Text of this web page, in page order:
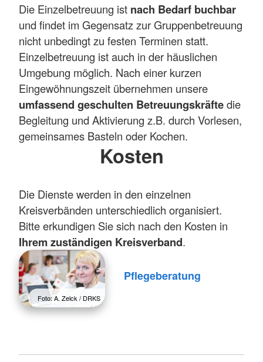
Die Einzelbetreuung ist nach Bedarf buchbar
und findet im Gegensatz zur Gruppenbetreuung
nicht unbedingt zu festen Terminen statt.
Einzelbetreuung ist auch in der häuslichen
Umgebung möglich. Nach einer kurzen
Eingewöhnungszeit übernehmen unsere
umfassend geschulten Betreuungskräftedie
Begleitung und Aktivierung z.B. durch Vorlesen,
gemeinsames Basteln oder Kochen.
Kosten
Die Dienste werden in den einzelnen
Kreisverbänden unterschiedlich organisiert.
Bitte erkundigen Sie sich nach den Kosten in
Ihrem zuständigen Kreisverband.
Foto: A. Zelck / DRKS
Pflegeberatung